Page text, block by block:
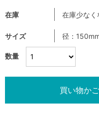
数量
在庫 在庫少なく
サイズ 径：